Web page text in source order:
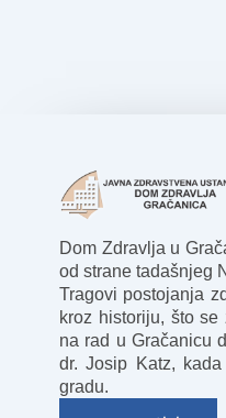
Dom Zdravlja u
od strane tadašnjeg
Tragovi postojanja
kroz historiju, što
na rad u Gračanicu
dr. Josip Katz,
gradu.